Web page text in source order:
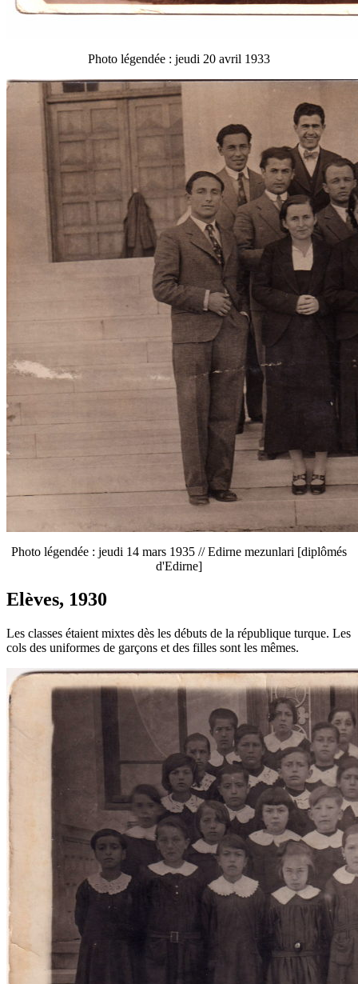
Photo légendée : jeudi 20 avril 1933
Photo légendée : jeudi 14 mars 1935 // Edirne mezunlari [diplômés
d'Edirne]
Elèves, 1930
Les classes étaient mixtes dès les débuts de la république turque. Les
cols des uniformes de garçons et des filles sont les mêmes.